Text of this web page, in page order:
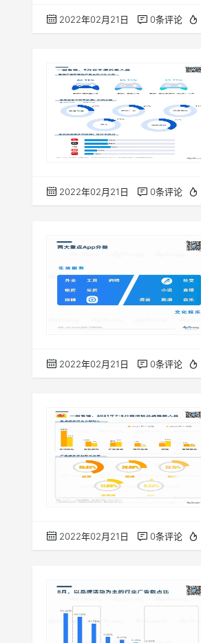
2022年02月21日 0条评论
2022年02月21日 0条评论
2022年02月21日 0条评论
2022年02月21日 0条评论